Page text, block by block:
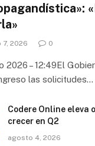
2026 0
2026 – 12:49El
las solicitudes…
Codere Online eleva
crecer en Q2
agosto 4, 2026